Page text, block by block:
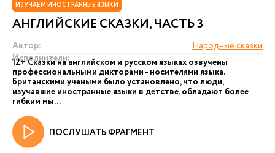
ИЗУЧАЕМ ИНОСТРАННЫЕ ЯЗЫКИ
АНГЛИЙСКИЕ СКАЗКИ, ЧАСТЬ 3
Автор:
Народные сказки
Исполнители:
12+ Сказки на английском и русском языках озвучены
профессиональными дикторами - носителями языка.
Британскими учеными было установлено, что люди,
изучавшие иностранные языки в детстве, обладают более
гибким мы...
ПОСЛУШАТЬ ФРАГМЕНТ